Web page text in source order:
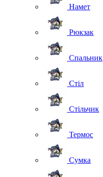
Намет
Рюкзак
Спальник
Стіл
Стільчик
Термос
Сумка